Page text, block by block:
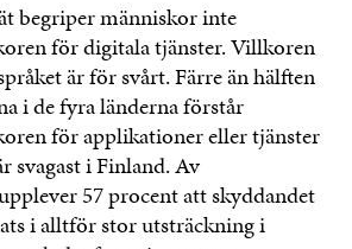
begriper människor inte
för digitala tjänster. Villkoren
är för svårt. Färre än hälften
i de fyra länderna förstår
för applikationer eller tjänster
svagast i Finland. Av
57 procent att skyddandet
i alltför stor utsträckning i